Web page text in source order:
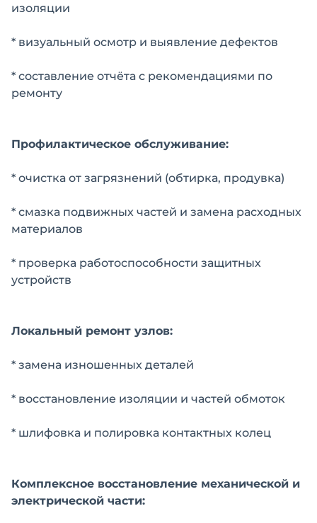
изоляции
* визуальный осмотр и выявление дефектов
* составление отчёта с рекомендациями по
ремонту
Профилактическое обслуживание:
* очистка от загрязнений (обтирка, продувка)
* смазка подвижных частей и замена расходных
материалов
* проверка работоспособности защитных
устройств
Локальный ремонт узлов:
* замена изношенных деталей
* восстановление изоляции и частей обмоток
* шлифовка и полировка контактных колец
Комплексное восстановление механической и
электрической части: